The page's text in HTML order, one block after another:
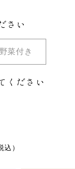
さい
野菜付き
ください
込）